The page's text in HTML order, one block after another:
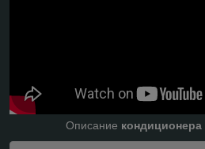
Описание